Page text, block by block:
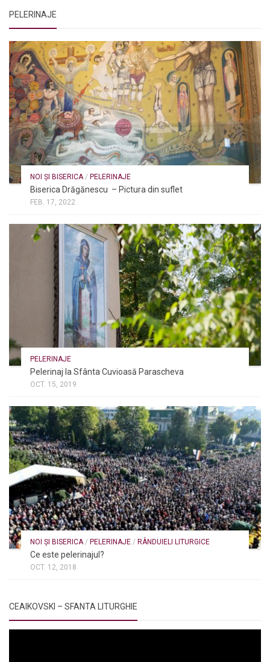
PELERINAJE
NOI ȘI BISERICA / PELERINAJE
Biserica Drăgănescu – Pictura din suflet
FEB. 17, 2022
PELERINAJE
Pelerinaj la Sfânta Cuvioasă Parascheva
OCT. 15, 2019
NOI ȘI BISERICA / PELERINAJE / RÂNDUIELI LITURGICE
Ce este pelerinajul?
OCT. 12, 2018
CEAIKOVSKI – SFANTA LITURGHIE